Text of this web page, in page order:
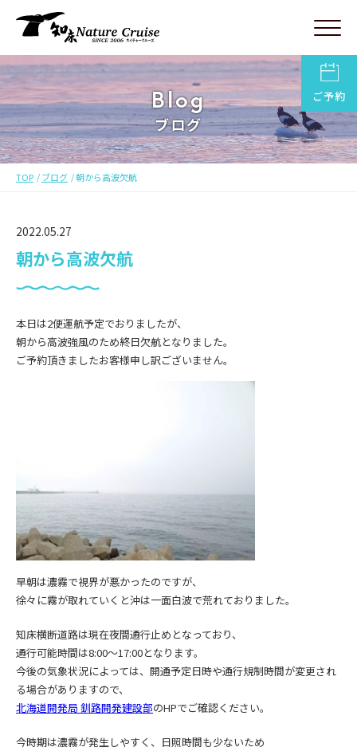
ご予約
Blog
ブログ
TOP ブログ 朝から高波欠航
2022.05.27
朝から高波欠航
本日は2便運航予定でおりましたが、
朝から高波強風のため終日欠航となりました。
ご予約頂きましたお客様申し訳ございません。
早朝は濃霧で視界が悪かったのですが、
徐々に霧が取れていくと沖は一面白波で荒れておりました。
知床横断道路は現在夜間通行止めとなっており、
通行可能時間は8:00～17:00となります。
今後の気象状況によっては、開通予定日時や通行規制時間が変更され
る場合がありますので、
北海道開発局 釧路開発建設部のHPでご確認ください。
今時期は濃霧が発生しやすく、日照時間も少ないため